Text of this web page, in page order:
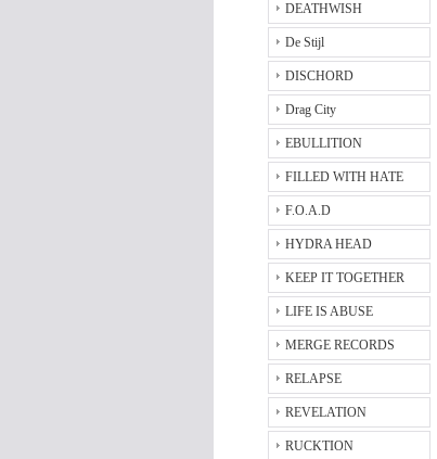
DEATHWISH
De Stijl
DISCHORD
Drag City
EBULLITION
FILLED WITH HATE
F.O.A.D
HYDRA HEAD
KEEP IT TOGETHER
LIFE IS ABUSE
MERGE RECORDS
RELAPSE
REVELATION
RUCKTION